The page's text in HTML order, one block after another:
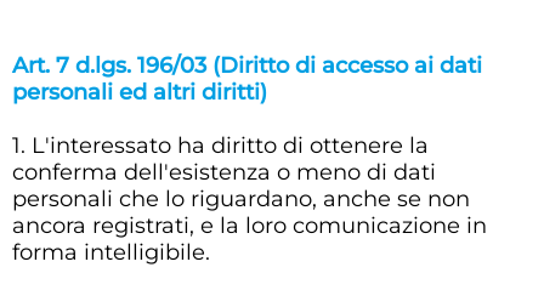
Art. 7 d.lgs. 196/03 (Diritto di accesso ai dati
personali ed altri diritti)
1. L'interessato ha diritto di ottenere la
conferma dell'esistenza o meno di dati
personali che lo riguardano, anche se non
ancora registrati, e la loro comunicazione in
forma intelligibile.